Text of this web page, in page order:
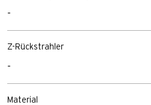
-
Z-Rückstrahler
-
Material